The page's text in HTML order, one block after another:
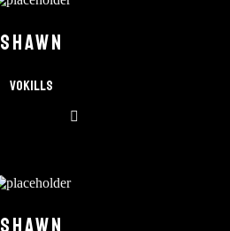
SHAWN
Vokills
SHAWN